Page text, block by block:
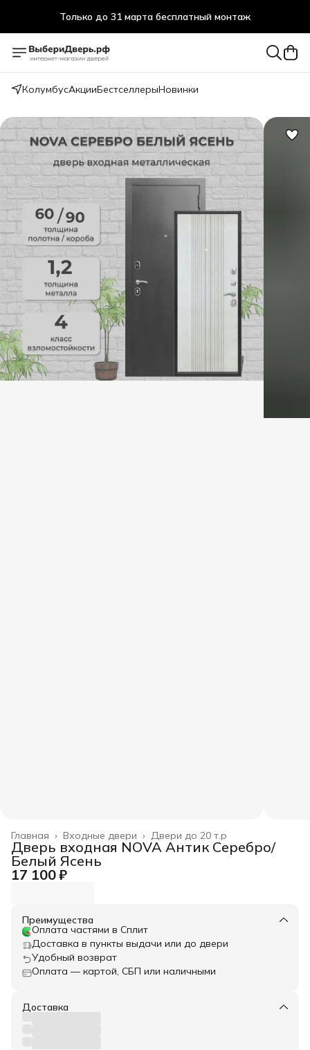
Только до 31 марта бесплатный монтаж
КолумбусАкцииБестселлерыНовинки
Двери до 20 т.р
Входные двери ›
Главная ›
Дверь входная NOVA Антик Серебро/
Белый Ясень
17 100 ₽
Преимущества
Оплата частями в Сплит
Доставка в пункты выдачи или до двери
Удобный возврат
Оплата — картой, СБП или наличными
Доставка